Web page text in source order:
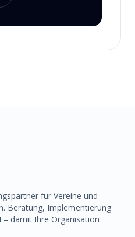
für Vereine und
Beratung, Implementierung
damit Ihre Organisation